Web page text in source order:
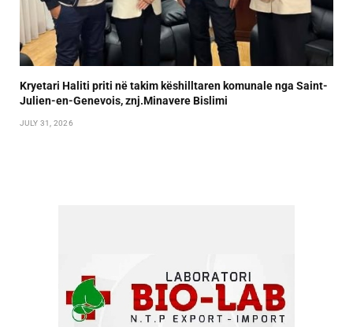
Kryetari Haliti priti në takim këshilltaren komunale nga Saint-
Julien-en-Genevois, znj.Minavere Bislimi
JULY 31, 2026